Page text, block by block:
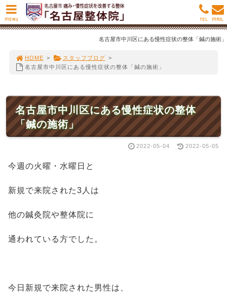
名古屋市中川区にある慢性症状の整体「鍼の施術」
HOME > スタッフブログ >
名古屋市中川区にある慢性症状の整体「鍼の施術」
名古屋市中川区にある慢性症状の整体
「鍼の施術」
2022-05-04 2022-05-05
今週の火曜・水曜日と
新規で来院された3人は
他の鍼灸院や整体院に
通われている方でした。
今日新規で来院された男性は、
MENU MAIL
TEL